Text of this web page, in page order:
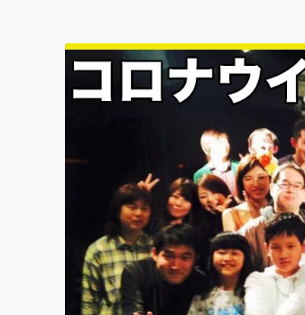
アート・写真
テクノロジー・ガジ
映像・映画
ビジネス・起業
まちづくり・地域活